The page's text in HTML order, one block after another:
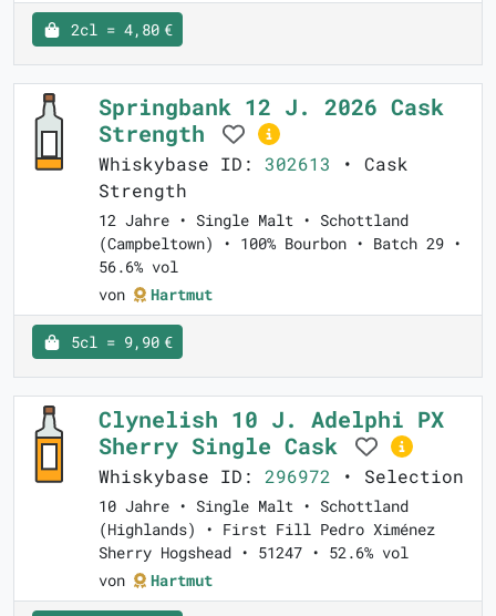
2cl = 4,80 €
Springbank 12 J. 2026 Cask
Strength
Whiskybase ID: 302613 • Cask
Strength
12 Jahre • Single Malt • Schottland
(Campbeltown) • 100% Bourbon • Batch 29 •
56.6% vol
von
Hartmut
5cl = 9,90 €
Clynelish 10 J. Adelphi PX
Sherry Single Cask
Whiskybase ID: 296972 • Selection
10 Jahre • Single Malt • Schottland
(Highlands) • First Fill Pedro Ximénez
Sherry Hogshead • 51247 • 52.6% vol
von
Hartmut